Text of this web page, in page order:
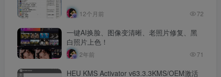
12个月前 72
一键AI换脸、图像变清晰、老照片修复、黑
白照片上色！
2年前 71
HEU KMS Activator v63.3.3KMS/OEM激活